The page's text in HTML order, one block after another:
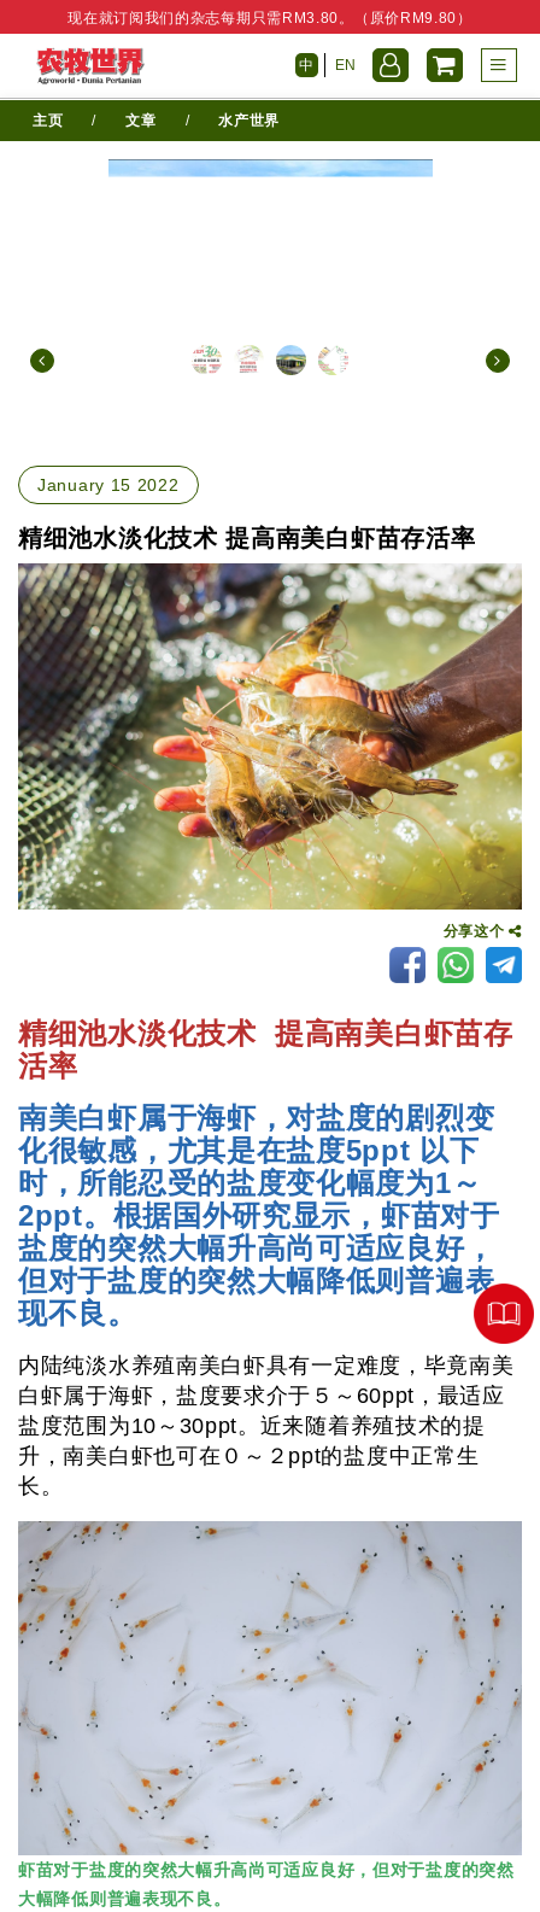
现在就订阅我们的杂志每期只需RM3.80。（原价RM9.80）
中 EN
主页 / 文章 / 水产世界
January 15 2022
精细池水淡化技术 提高南美白虾苗存活率
分享这个
精细池水淡化技术 提高南美白虾苗存
活率
南美白虾属于海虾，对盐度的剧烈变
化很敏感，尤其是在盐度5ppt 以下
时，所能忍受的盐度变化幅度为1～
2ppt。根据国外研究显示，虾苗对于
盐度的突然大幅升高尚可适应良好，
但对于盐度的突然大幅降低则普遍表
现不良。
内陆纯淡水养殖南美白虾具有一定难度，毕竟南美
白虾属于海虾，盐度要求介于５～60ppt，最适应
盐度范围为10～30ppt。近来随着养殖技术的提
升，南美白虾也可在０～２ppt的盐度中正常生
长。
虾苗对于盐度的突然大幅升高尚可适应良好，但对于盐度的突然
大幅降低则普遍表现不良。